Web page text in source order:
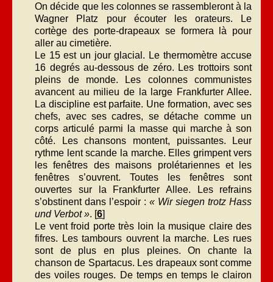
On décide que les colonnes se rassembleront à la
Wagner Platz pour écouter les orateurs. Le
cortège des porte-drapeaux se formera là pour
aller au cimetière.
Le 15 est un jour glacial. Le thermomètre accuse
16 degrés au-dessous de zéro. Les trottoirs sont
pleins de monde. Les colonnes communistes
avancent au milieu de la large Frankfurter Allee.
La discipline est parfaite. Une formation, avec ses
chefs, avec ses cadres, se détache comme un
corps articulé parmi la masse qui marche à son
côté. Les chansons montent, puissantes. Leur
rythme lent scande la marche. Elles grimpent vers
les fenêtres des maisons prolétariennes et les
fenêtres s’ouvrent. Toutes les fenêtres sont
ouvertes sur la Frankfurter Allee. Les refrains
s’obstinent dans l’espoir :« Wir siegen trotz Hass
und Verbot ». [6]
Le vent froid porte très loin la musique claire des
fifres. Les tambours ouvrent la marche. Les rues
sont de plus en plus pleines. On chante la
chanson de Spartacus. Les drapeaux sont comme
des voiles rouges. De temps en temps le clairon